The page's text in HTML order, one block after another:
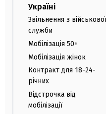
Україні
Звільнення з військової
служби
Мобілізація 50+
Мобілізація жінок
Контракт для 18-24-
річних
Відстрочка від
мобілізації